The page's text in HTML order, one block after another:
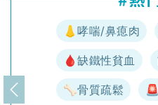
👃哮喘/鼻瘜肉
🩸缺鐵性貧血
🦴骨質疏鬆
上一頁